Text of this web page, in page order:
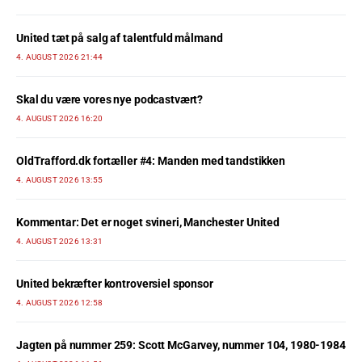
United tæt på salg af talentfuld målmand
4. AUGUST 2026 21:44
Skal du være vores nye podcastvært?
4. AUGUST 2026 16:20
OldTrafford.dk fortæller #4: Manden med tandstikken
4. AUGUST 2026 13:55
Kommentar: Det er noget svineri, Manchester United
4. AUGUST 2026 13:31
United bekræfter kontroversiel sponsor
4. AUGUST 2026 12:58
Jagten på nummer 259: Scott McGarvey, nummer 104, 1980-1984